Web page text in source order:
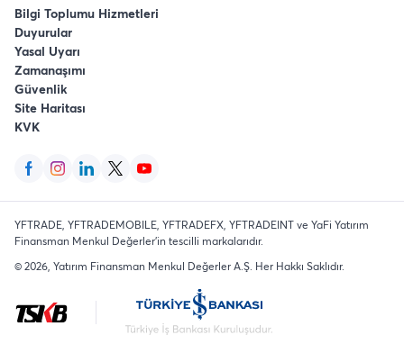
Bilgi Toplumu Hizmetleri
Duyurular
Yasal Uyarı
Zamanaşımı
Güvenlik
Site Haritası
KVK
YFTRADE, YFTRADEMOBILE, YFTRADEFX, YFTRADEINT ve YaFi Yatırım
Finansman Menkul Değerler'in tescilli markalarıdır.
©2026 , Yatırım Finansman Menkul Değerler A.Ş. Her Hakkı Saklıdır.